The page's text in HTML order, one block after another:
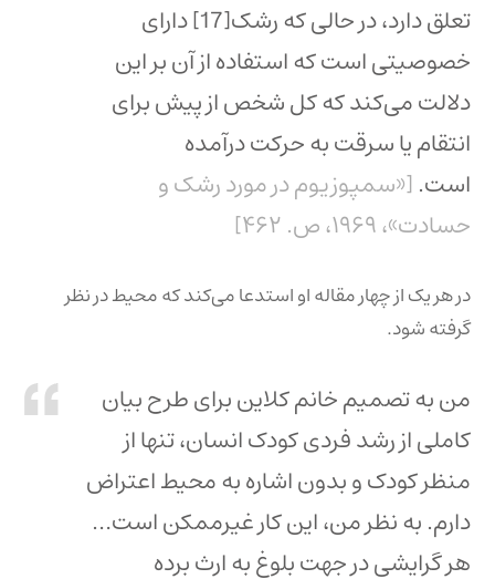
تعلق دارد، در حالی که رشک[17]
دارای
خصوصیتی است که استفاده از آن بر این
دلالت می‌کند که کل شخص از پیش برای
انتقام یا سرقت به حرکت درآمده
است.[«سمپوزیوم در مورد رشک و
حسادت»، ۱۹۶۹، ص. ۴۶۲]
در هر یک از چهار مقاله او استدعا می‌کند که محیط در نظر
گرفته شود.
من به تصمیم خانم کلاین برای طرح بیان
کاملی از رشد فردی کودک انسان، تنها از
منظر کودک و بدون اشاره به محیط اعتراض
دارم. به نظر من، این کار غیرممکن است…
هر گرایشی در جهت بلوغ به ارث برده